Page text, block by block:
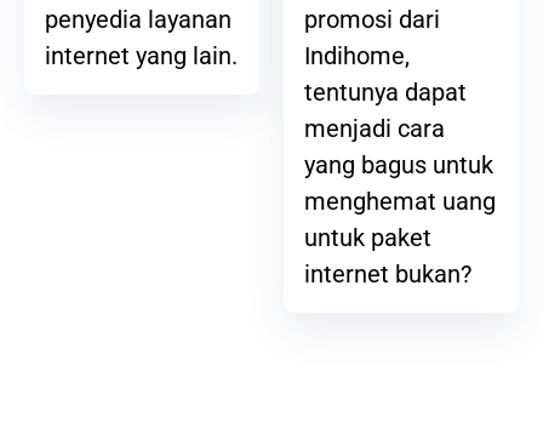
penyedia layanan
internet yang lain.
promosi dari
Indihome,
tentunya dapat
menjadi cara
yang bagus untuk
menghemat uang
untuk paket
internet bukan?